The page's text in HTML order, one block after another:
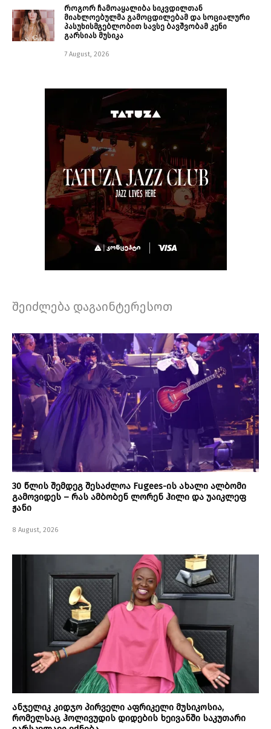
როგორ ჩამოაყალიბა სიკვდილთან
მიახლოებულმა გამოცდილებამ და სოციალური
პასუხისმგებლობით სავსე ბავშვობამ კენი
გარსიას მუსიკა
7 August, 2026
შეიძლება დაგაინტერესოთ
30 წლის შემდეგ შესაძლოა Fugees-ის ახალი ალბომი
გამოვიდეს – რას ამბობენ ლორენ ჰილი და უაიკლეფ
ჟანი
8 August, 2026
ანჯელიკ კიდჯო პირველი აფრიკელი მუსიკოსია,
რომელსაც ჰოლივუდის დიდების ხეივანში საკუთარი